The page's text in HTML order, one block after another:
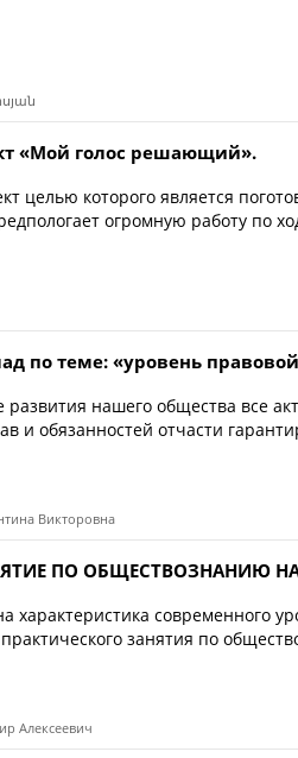
«Мой голос решающий».
целью которого является
огромную работу по
по теме: «уровень
нашего общества все
и обязанностей отчасти
Викторовна
ПО ОБЩЕСТВОЗНАНИЮ
характеристика современного
занятия по
Алексеевич